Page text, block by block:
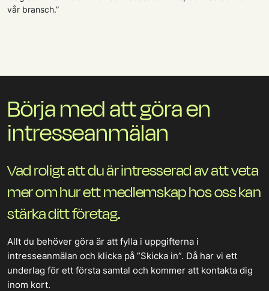
vår bransch.”
Börja med att göra en
intresseanmälan
Vad roligt att du är intresserad av att veta
mer om hur ett medlemskap hos oss kan
stärka ditt företag.
Allt du behöver göra är att fylla i uppgifterna i
intresseanmälan och klicka på ”Skicka in”. Då har vi ett
underlag för ett första samtal och kommer att kontakta dig
inom kort.